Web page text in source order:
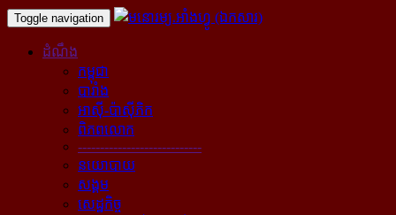
Toggle navigation
ដំណឹង
កម្ពុជា
បារាំង
អាស៊ី-ប៉ាស៊ីភិក
ពិភពលោក
----------------------------
នយោបាយ
សង្គម
សេដ្ឋកិច្ច